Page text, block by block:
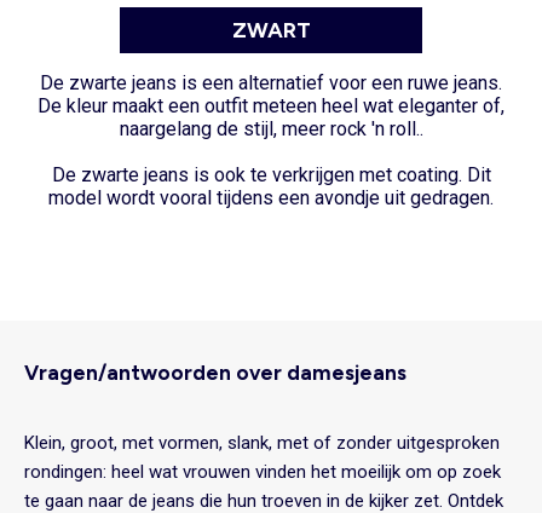
ZWART
De zwarte jeans is een alternatief voor een ruwe jeans.
De kleur maakt een outfit meteen heel wat eleganter of,
naargelang de stijl, meer rock 'n roll..
De zwarte jeans is ook te verkrijgen met coating. Dit
model wordt vooral tijdens een avondje uit gedragen.
Vragen/antwoorden over damesjeans
Klein, groot, met vormen, slank, met of zonder uitgesproken
rondingen: heel wat vrouwen vinden het moeilijk om op zoek
te gaan naar de jeans die hun troeven in de kijker zet. Ontdek